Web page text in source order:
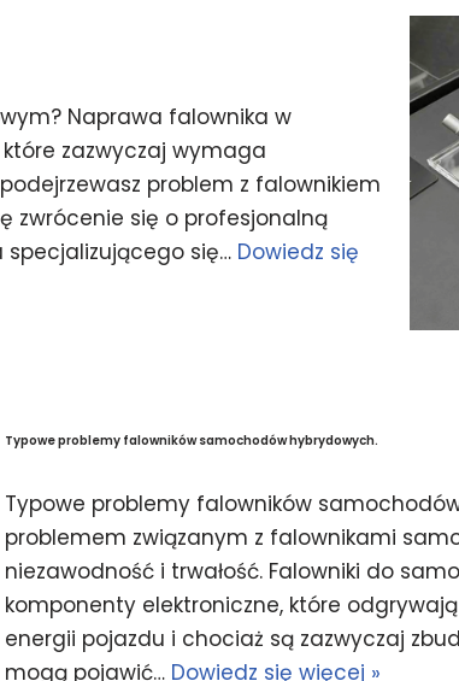
Naprawa falownika w
zazwyczaj wymaga
problem z falownikiem
zwrócenie się o profesjonalną
się… Dowiedz się
Typowe problemy falowników samochodów hybrydowych.
Typowe problemy falowników
problemem związanym z falownikami
niezawodność i trwałość. Falowniki do
komponenty elektroniczne, które
energii pojazdu i chociaż są zazwyczaj
mogą pojawić… Dowiedz się więcej »